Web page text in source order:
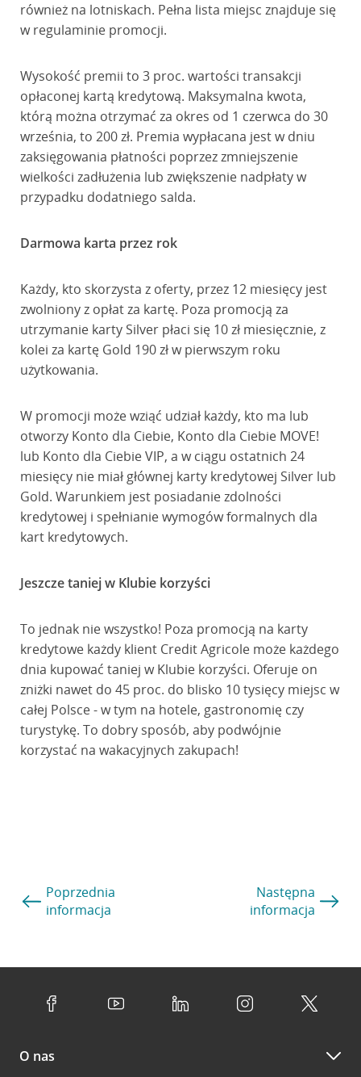
również na lotniskach. Pełna lista miejsc znajduje się
w regulaminie promocji.
Wysokość premii to 3 proc. wartości transakcji
opłaconej kartą kredytową. Maksymalna kwota,
którą można otrzymać za okres od 1 czerwca do 30
września, to 200 zł. Premia wypłacana jest w dniu
zaksięgowania płatności poprzez zmniejszenie
wielkości zadłużenia lub zwiększenie nadpłaty w
przypadku dodatniego salda.
Darmowa karta przez rok
Każdy, kto skorzysta z oferty, przez 12 miesięcy jest
zwolniony z opłat za kartę. Poza promocją za
utrzymanie karty Silver płaci się 10 zł miesięcznie, z
kolei za kartę Gold 190 zł w pierwszym roku
użytkowania.
W promocji może wziąć udział każdy, kto ma lub
otworzy Konto dla Ciebie, Konto dla Ciebie MOVE!
lub Konto dla Ciebie VIP, a w ciągu ostatnich 24
miesięcy nie miał głównej karty kredytowej Silver lub
Gold. Warunkiem jest posiadanie zdolności
kredytowej i spełnianie wymogów formalnych dla
kart kredytowych.
Jeszcze taniej w Klubie korzyści
To jednak nie wszystko! Poza promocją na karty
kredytowe każdy klient Credit Agricole może każdego
dnia kupować taniej w Klubie korzyści. Oferuje on
zniżki nawet do 45 proc. do blisko 10 tysięcy miejsc w
całej Polsce - w tym na hotele, gastronomię czy
turystykę. To dobry sposób, aby podwójnie
korzystać na wakacyjnych zakupach!
Poprzednia
informacja
Następna
informacja
O nas